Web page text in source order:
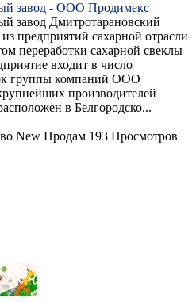
завод - ООО Продимекс
завод Дмитротарановский
предприятий сахарной отрасли
переработки сахарной свеклы
входит в число
группы компаний ООО
производителей
в Белгородско...
New Продам 193 Просмотров